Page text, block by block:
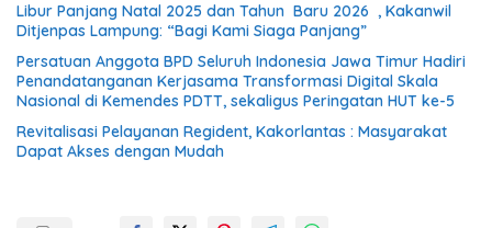
Libur Panjang Natal 2025 dan Tahun Baru 2026 , Kakanwil
Ditjenpas Lampung: “Bagi Kami Siaga Panjang”
Persatuan Anggota BPD Seluruh Indonesia Jawa Timur Hadiri
Penandatanganan Kerjasama Transformasi Digital Skala
Nasional di Kemendes PDTT, sekaligus Peringatan HUT ke-5
Revitalisasi Pelayanan Regident, Kakorlantas : Masyarakat
Dapat Akses dengan Mudah